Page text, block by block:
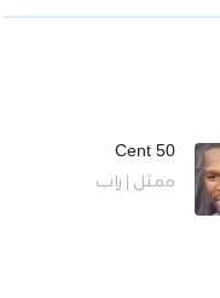
50 Cent
ممثل | راب